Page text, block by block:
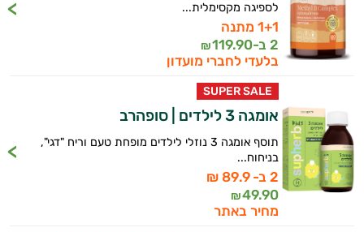
לספיגה מקסימלית...
1+1 מתנה
2 ב-
119.90
₪
בלעדי לחברי מועדון
SUPER SALE
אומגה 3 לילדים | סופהרב
תוסף אומגה 3 נוזלי לילדים מופחת טעם וריח "דגי",
בניחוח...
2 ב- 89.9 ₪
49.90
₪
מחיר באתר